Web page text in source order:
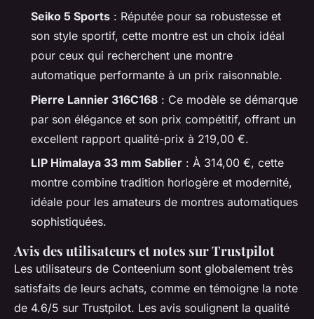
Seiko 5 Sports : Réputée pour sa robustesse et
son style sportif, cette montre est un choix idéal
pour ceux qui recherchent une montre
automatique performante à un prix raisonnable.
Pierre Lannier 316C168 : Ce modèle se démarque
par son élégance et son prix compétitif, offrant un
excellent rapport qualité-prix à 219,00 €.
LIP Himalaya 33 mm Sablier : À 314,00 €, cette
montre combine tradition horlogère et modernité,
idéale pour les amateurs de montres automatiques
sophistiquées.
Avis des utilisateurs et notes sur Trustpilot
Les utilisateurs de Conteenium sont globalement très
satisfaits de leurs achats, comme en témoigne la note
de 4.6/5 sur Trustpilot. Les avis soulignent la qualité